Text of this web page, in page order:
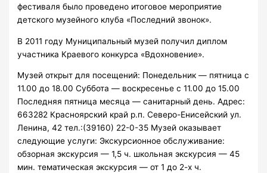
фестиваля было проведено итоговое мероприятие
детского музейного клуба «Последний звонок».
В 2011 году Муниципальный музей получил диплом
участника Краевого конкурса «Вдохновение».
Музей открыт для посещений: Понедельник — пятница с
11.00 до 18.00 Суббота — воскресенье с 11.00 до 15.00
Последняя пятница месяца — санитарный день. Адрес:
663282 Красноярский край р.п. Северо-Енисейский ул.
Ленина, 42 тел.:(39160) 22-0-35 Музей оказывает
следующие услуги: Экскурсионное обслуживание:
обзорная экскурсия — 1,5 ч. школьная экскурсия — 45
мин. тематическая экскурсия — от 1 до 2-х ч.